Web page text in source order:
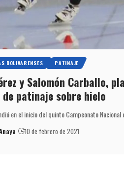
BOLIVARENSES PATINAJE
y Salomón Carballo,
patinaje sobre hielo
en el inicio del quinto Campeonato
10 de febrero de 2021